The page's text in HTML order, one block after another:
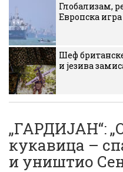
Глобализам,
Европска
Шеф
и језива
„ГАРДИЈАН“:
кукавица –
и уништио